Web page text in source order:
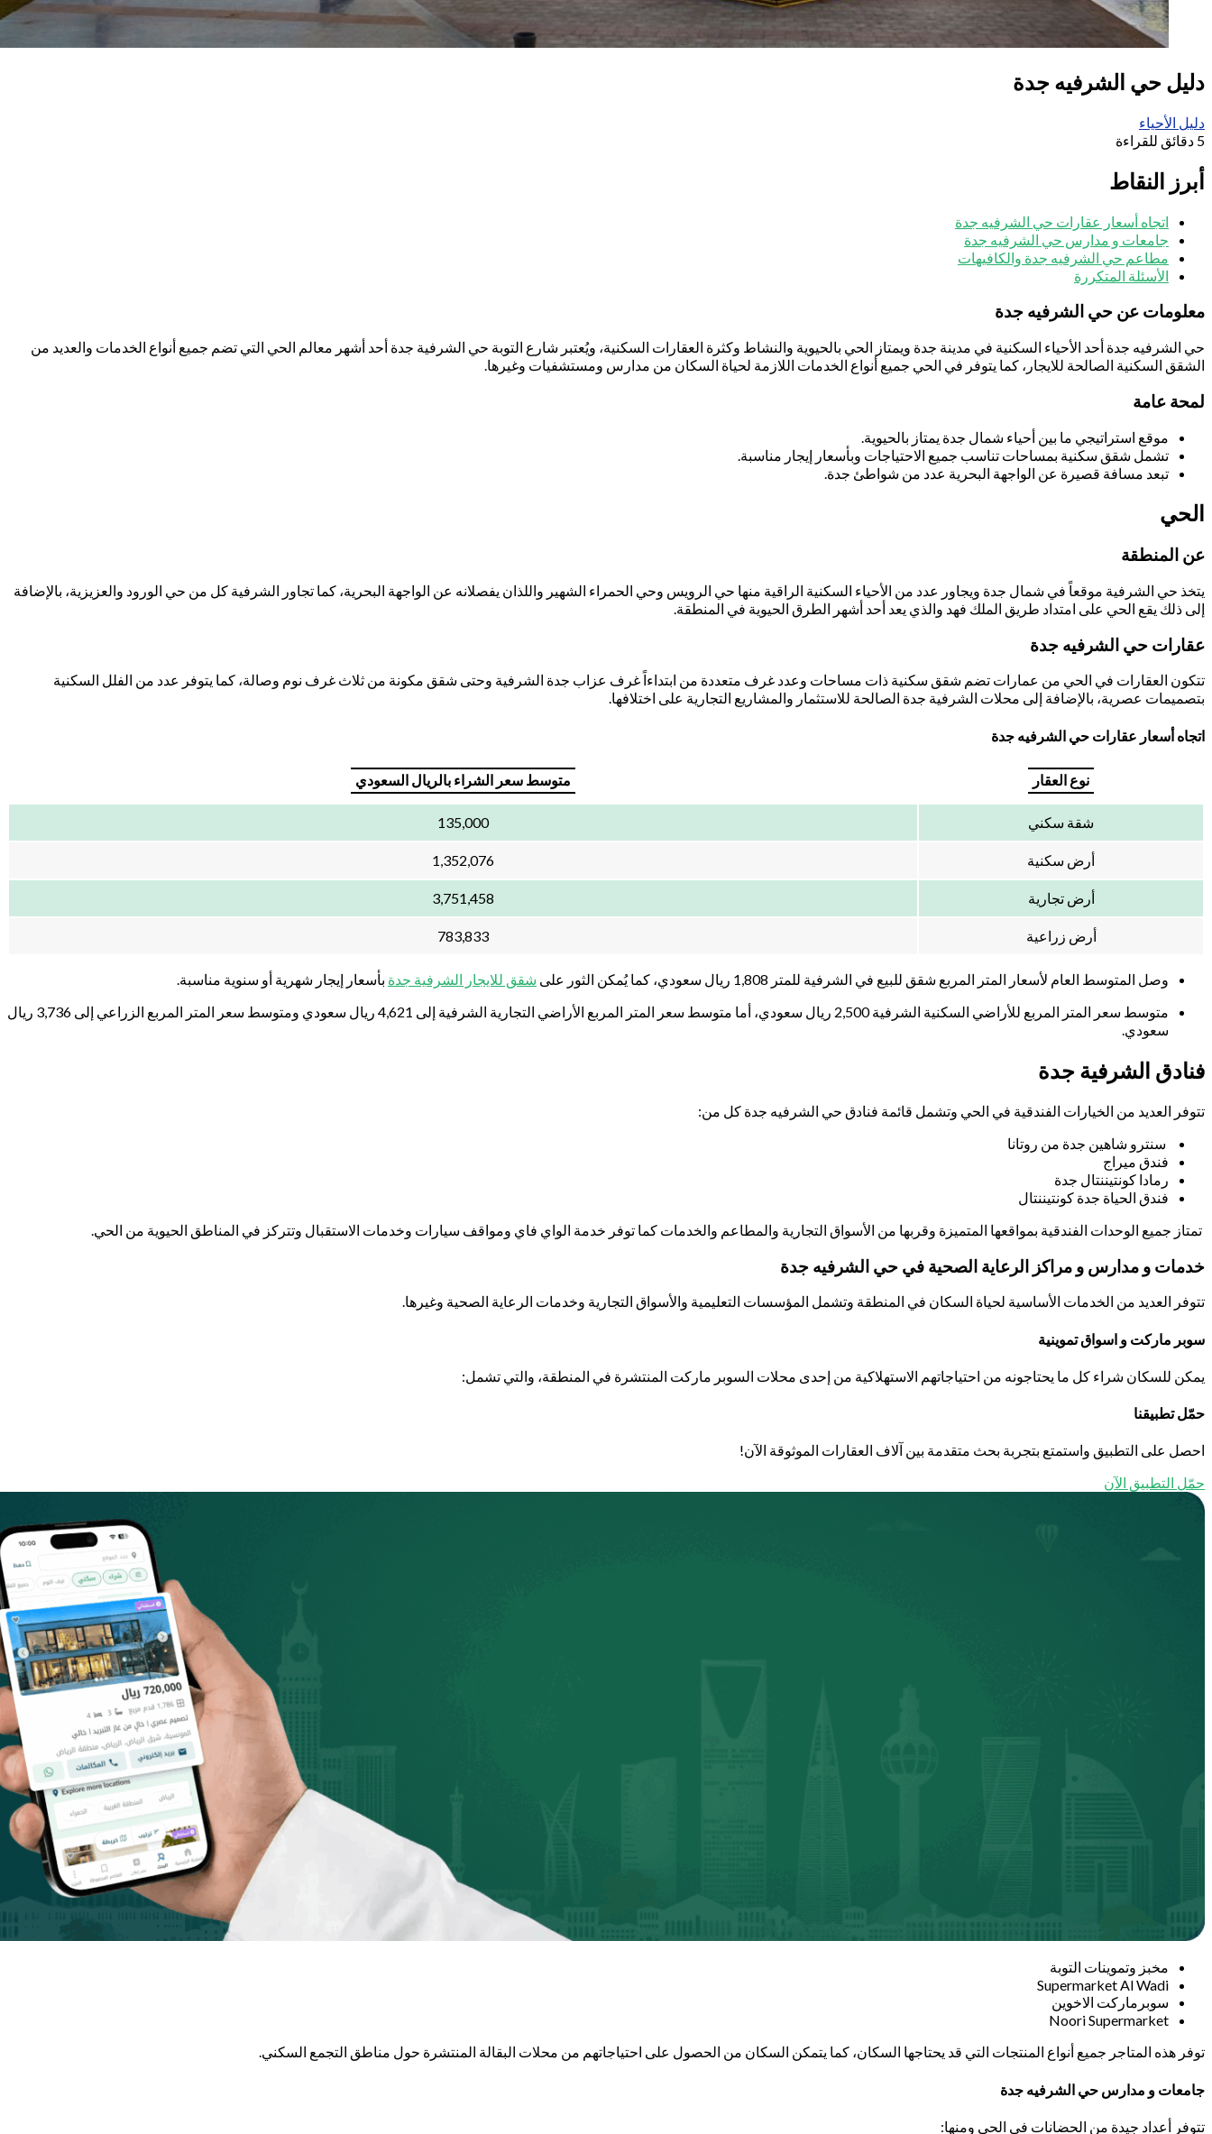
دليل حي الشرفيه جدة
دليل الأحياء
5 دقائق للقراءة
أبرز النقاط
اتجاه أسعار عقارات حي الشرفيه جدة
جامعات و مدارس حي الشرفيه جدة
مطاعم حي الشرفيه جدة والكافيهات
الأسئلة المتكررة
معلومات عن حي الشرفيه جدة
حي الشرفيه جدة أحد الأحياء السكنية في مدينة جدة ويمتاز الحي بالحيوية والنشاط وكثرة العقارات السكنية، ويُعتبر شارع التوبة حي الشرفية جدة أحد أشهر معالم الحي التي تضم جميع أنواع الخدمات والعديد من
الشقق السكنية الصالحة للايجار، كما يتوفر في الحي جميع أنواع الخدمات اللازمة لحياة السكان من مدارس ومستشفيات وغيرها.
لمحة عامة
موقع استراتيجي ما بين أحياء شمال جدة يمتاز بالحيوية.
تشمل شقق سكنية بمساحات تناسب جميع الاحتياجات وبأسعار إيجار مناسبة.
تبعد مسافة قصيرة عن الواجهة البحرية عدد من شواطئ جدة.
الحي
عن المنطقة
يتخذ حي الشرفية موقعاً في شمال جدة ويجاور عدد من الأحياء السكنية الراقية منها حي الرويس وحي الحمراء الشهير واللذان يفصلانه عن الواجهة البحرية، كما تجاور الشرفية كل من حي الورود والعزيزية، بالإضافة
إلى ذلك يقع الحي على امتداد طريق الملك فهد والذي يعد أحد أشهر الطرق الحيوية في المنطقة.
عقارات حي الشرفيه جدة
تتكون العقارات في الحي من عمارات تضم شقق سكنية ذات مساحات وعدد غرف متعددة من ابتداءاً غرف عزاب جدة الشرفية وحتى شقق مكونة من ثلاث غرف نوم وصالة، كما يتوفر عدد من الفلل السكنية
بتصميمات عصرية، بالإضافة إلى محلات الشرفية جدة الصالحة للاستثمار والمشاريع التجارية على اختلافها.
اتجاه أسعار عقارات حي الشرفيه جدة
نوع العقار متوسط سعر الشراء بالريال السعودي
شقة سكني 135,000
أرض سكنية 1,352,076
أرض تجارية 3,751,458
أرض زراعية 783,833
وصل المتوسط العام لأسعار المتر المربع شقق للبيع في الشرفية للمتر 1,808 ريال سعودي، كما يُمكن الثور على شقق للايجار الشرفية جدة بأسعار إيجار شهرية أو سنوية مناسبة.
متوسط سعر المتر المربع للأراضي السكنية الشرفية 2,500 ريال سعودي، أما متوسط سعر المتر المربع الأراضي التجارية الشرفية إلى 4,621 ريال سعودي ومتوسط سعر المتر المربع الزراعي إلى 3,736 ريال
سعودي.
فنادق الشرفية جدة
تتوفر العديد من الخيارات الفندقية في الحي وتشمل قائمة فنادق حي الشرفيه جدة كل من:
سنترو شاهين جدة من روتانا
فندق ميراج
رمادا كونتيننتال جدة
فندق الحياة جدة كونتيننتال
تمتاز جميع الوحدات الفندقية بمواقعها المتميزة وقربها من الأسواق التجارية والمطاعم والخدمات كما توفر خدمة الواي فاي ومواقف سيارات وخدمات الاستقبال وتتركز في المناطق الحيوية من الحي.
خدمات و مدارس و مراكز الرعاية الصحية في حي الشرفيه جدة
تتوفر العديد من الخدمات الأساسية لحياة السكان في المنطقة وتشمل المؤسسات التعليمية والأسواق التجارية وخدمات الرعاية الصحية وغيرها.
سوبر ماركت و اسواق تموينية
يمكن للسكان شراء كل ما يحتاجونه من احتياجاتهم الاستهلاكية من إحدى محلات السوبر ماركت المنتشرة في المنطقة، والتي تشمل:
حمّل تطبيقنا
احصل على التطبيق واستمتع بتجربة بحث متقدمة بين آلاف العقارات الموثوقة الآن!
حمّل التطبيق الآن
مخبز وتموينات التوبة
Supermarket Al Wadi
سوبرماركت الاخوين
Noori Supermarket
توفر هذه المتاجر جميع أنواع المنتجات التي قد يحتاجها السكان، كما يتمكن السكان من الحصول على احتياجاتهم من محلات البقالة المنتشرة حول مناطق التجمع السكني.
جامعات و مدارس حي الشرفيه جدة
تتوفر أعداد جيدة من الحضانات في الحي ومنها: